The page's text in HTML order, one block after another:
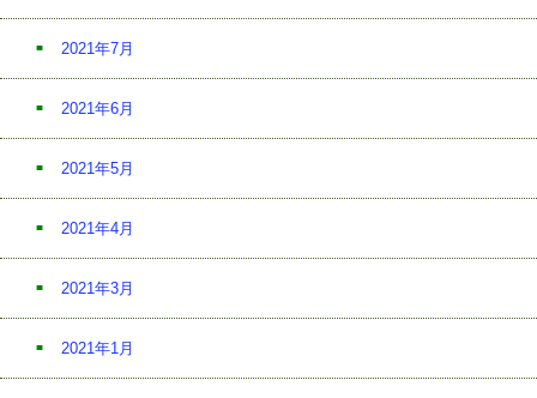
2021年7月
2021年6月
2021年5月
2021年4月
2021年3月
2021年1月